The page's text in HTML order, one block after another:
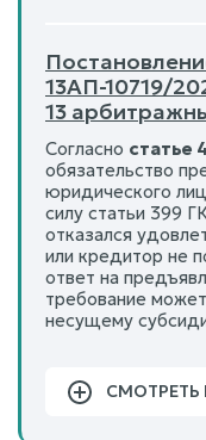
13АП-10719/
13
Согласно статье
обязательство
юридического
силу статьи 399
отказался
или кредитор не
ответ на
требование
несущему
СМОТРЕТЬ